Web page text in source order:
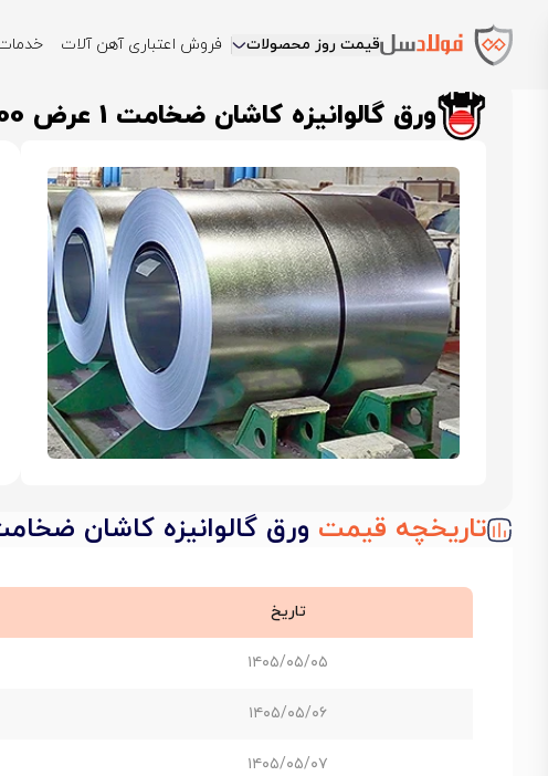
قیمت روز محصولات فروش اعتباری آهن آلات
فولادسل
ورق گالوانیزه کاشان ضخامت 1 عرض 1000
تاریخچه قیمت ورق گالوانیزه کاشان ضخامت 1 عرض
تاریخ
۱۴۰۵/۰۵/۰۵
۱۴۰۵/۰۵/۰۶
۱۴۰۵/۰۵/۰۷